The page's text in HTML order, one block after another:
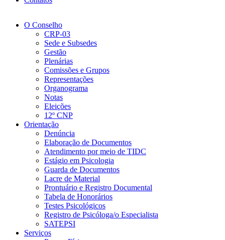
O Conselho
CRP-03
Sede e Subsedes
Gestão
Plenárias
Comissões e Grupos
Representações
Organograma
Notas
Eleições
12º CNP
Orientação
Denúncia
Elaboração de Documentos
Atendimento por meio de TIDC
Estágio em Psicologia
Guarda de Documentos
Lacre de Material
Prontuário e Registro Documental
Tabela de Honorários
Testes Psicológicos
Registro de Psicóloga/o Especialista
SATEPSI
Serviços